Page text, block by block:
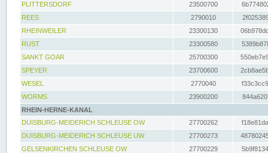
PLITTERSDORF
23500700
REES
2790010
RHEINWEILER
23300130
RUST
23300580
SANKT GOAR
25700300
SPEYER
23700600
WESEL
2770040
WORMS
23900200
RHEIN-HERNE-KANAL
DUISBURG-MEIDERICH SCHLEUSE OW
27700262
DUISBURG-MEIDERICH SCHLEUSE UW
27700273
GELSENKIRCHEN SCHLEUSE OW
27700229